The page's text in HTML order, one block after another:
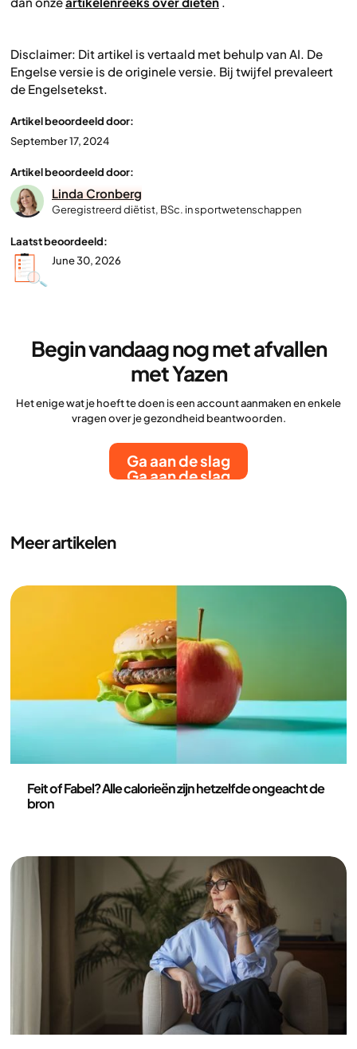
Disclaimer: Dit artikel is vertaald met behulp van AI. De
Engelse versie is de originele versie. Bij twijfel prevaleert
de Engelsetekst.
Artikel beoordeeld door:
September 17, 2024
Artikel beoordeeld door:
Linda Cronberg
Geregistreerd diëtist, BSc. in sportwetenschappen
Laatst beoordeeld:
June 30, 2026
Begin vandaag nog met afvallen
met Yazen
Het enige wat je hoeft te doen is een account aanmaken en enkele
vragen over je gezondheid beantwoorden.
Ga aan de slag
Ga aan de slag
Meer artikelen
Feit of Fabel? Alle calorieën zijn hetzelfde ongeacht de
bron